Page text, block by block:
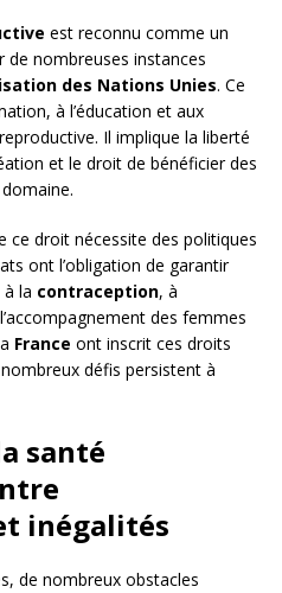
est reconnu comme un
nombreuses instances
des Nations Unies. Ce
à l’éducation et aux
Il implique la liberté
et le droit de bénéficier des
droit nécessite des politiques
ont l’obligation de garantir
à la contraception, à
des femmes
France ont inscrit ces droits
défis persistent à
santé
inégalités
de nombreux obstacles